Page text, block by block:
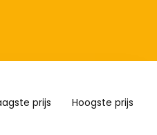
prijs Hoogste prijs